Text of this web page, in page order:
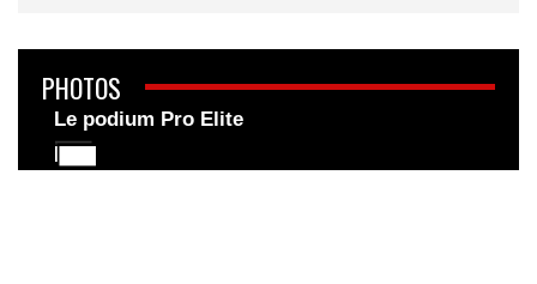
PHOTOS
Le podium Pro Elite